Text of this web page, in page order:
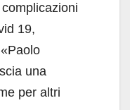
19,
una
per altri